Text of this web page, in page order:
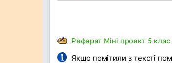
Реферат Міні проект 5 клас
Якщо помітили в тексті